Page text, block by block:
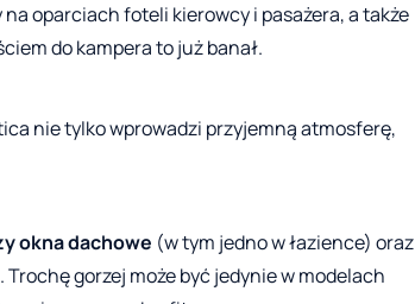
oparciach foteli kierowcy i pasażera, a także
do kampera to już banał.
nie tylko wprowadzi przyjemną atmosferę,
okna dachowe (w tym jedno w łazience) oraz
gorzej może być jedynie w modelach